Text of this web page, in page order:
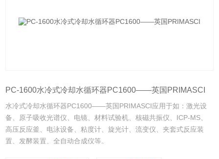
PC-1600水冷式冷却水循环器PC1600——英国PRIMASCI
水冷式冷却水循环器PC1600——英国PRIMASCI应用于如：激光设
备、原子吸收光谱仪、电镜、材料试验机、核磁共振仪、ICP-MS、
高压反应釜、电泳设备、粘度计、旋光计、流变仪、夹套式反应装
置、发酵装置、全自动合成仪等。